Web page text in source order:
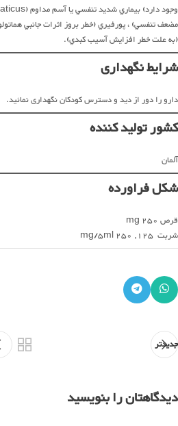
مضعف تنفسي) ، پورفيري (خطر بروز اثرات جانبي
(به علت خطر افزايش آسيب كبدي).
شرایط نگهداری
دارو را دور از دید و دسترس کودکان نگهداری نمائید.
کشور تولید کننده
آلمان
شکل فراورده
قرص 250 mg
شربت 125, 250 mg/5ml
جدیدتر
دیدگاهتان را بنویسید